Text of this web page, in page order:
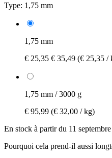
Type: 1,75 mm
1,75 mm
€ 25,35 € 35,49 (€ 25,35 /
1,75 mm / 3000 g
€ 95,99 (€ 32,00 / kg)
En stock à partir du 11 septembre
Pourquoi cela prend-il aussi